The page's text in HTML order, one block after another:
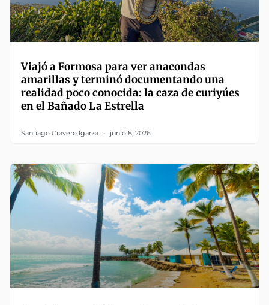
Viajó a Formosa para ver anacondas
amarillas y terminó documentando una
realidad poco conocida: la caza de curiyúes
en el Bañado La Estrella
Santiago Cravero Igarza junio 8, 2026